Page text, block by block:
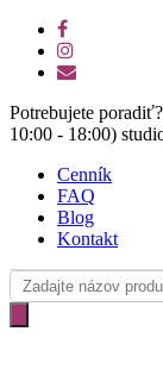
Skip
main
facebook
instagram
email
Potrebujete
10:00 - 18:00)
Cenník
FAQ
Blog
Kontakt
Products
search